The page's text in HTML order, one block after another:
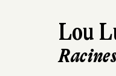
Lou